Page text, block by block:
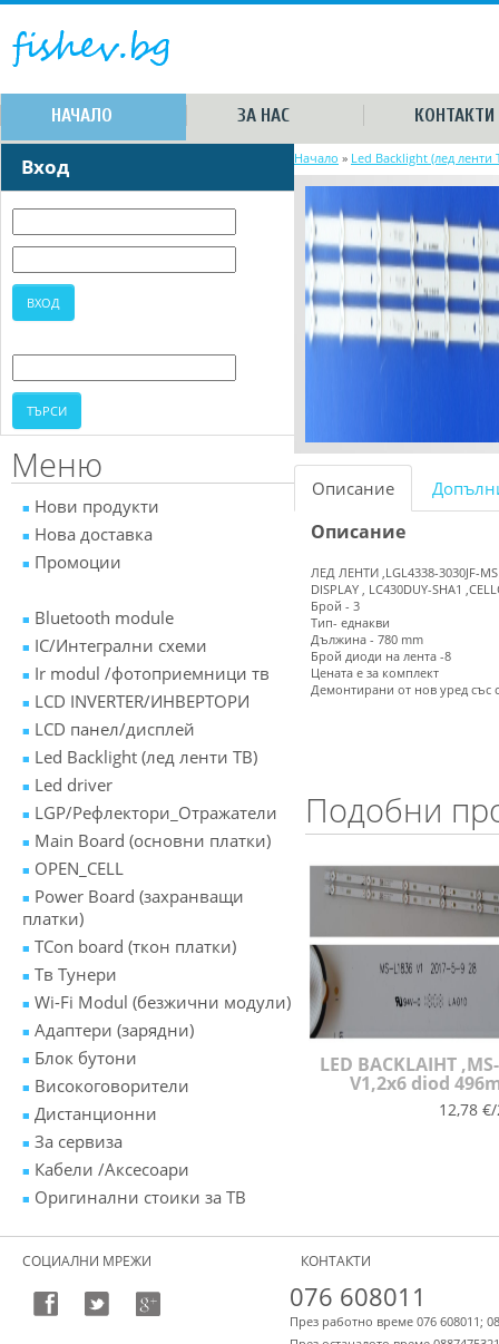
НАЧАЛО ЗА НАС КОНТАКТИ
Вход
Меню
Нови продукти
Нова доставка
Промоции
Bluetooth module
IC/Интегрални схеми
Ir modul /фотоприемници тв
LCD INVERTER/ИНВЕРТОРИ
LCD панел/дисплей
Led Backlight (лед ленти ТВ)
Led driver
LGP/Рефлектори_Отражатели
Main Board (основни платки)
OPEN_CELL
Power Board (захранващи
платки)
TCon board (ткон платки)
Tв Тунери
Wi-Fi Modul (безжични модули)
Адаптери (зарядни)
Блок бутони
Високоговорители
Дистанционни
За сервиза
Кабели /Аксесоари
Оригинални стоики за ТВ
Начало » Led Backlight (лед ленти
Описание
Описание
ЛЕД ЛЕНТИ ,LGL4338-3030JF-
DISPLAY , LC430DUY-SHA1
Брой - 3
Тип- еднакви
Дължина - 780 mm
Брой диоди на лента -8
Цената е за комплект
Демонтирани от нов уред със
Подобни
LED BACKLAIHT
V1,2x6 diod
12,78
СОЦИАЛНИ МРЕЖИ КОНТАКТИ
076 608011
През работно време 076 608011;